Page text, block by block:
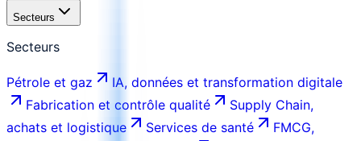
Secteurs
Secteurs
Pétrole et gaz
IA, données et transformation digitale
Fabrication et contrôle qualité
Supply Chain,
achats et logistique
Services de santé
FMCG,